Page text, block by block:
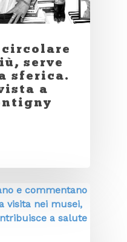
circolare
serve
sferica.
a